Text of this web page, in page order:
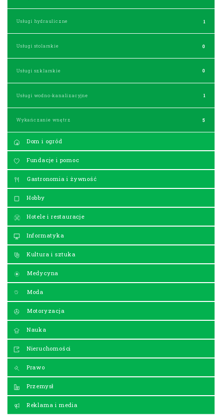
Usługi hydrauliczne 1
Usługi stolarskie 0
Usługi szklarskie 0
Usługi wodno-kanalizacyjne 1
Wykańczanie wnętrz 5
Dom i ogród
Fundacje i pomoc
Gastronomia i żywność
Hobby
Hotele i restauracje
Informatyka
Kultura i sztuka
Medycyna
Moda
Motoryzacja
Nauka
Nieruchomości
Prawo
Przemysł
Reklama i media